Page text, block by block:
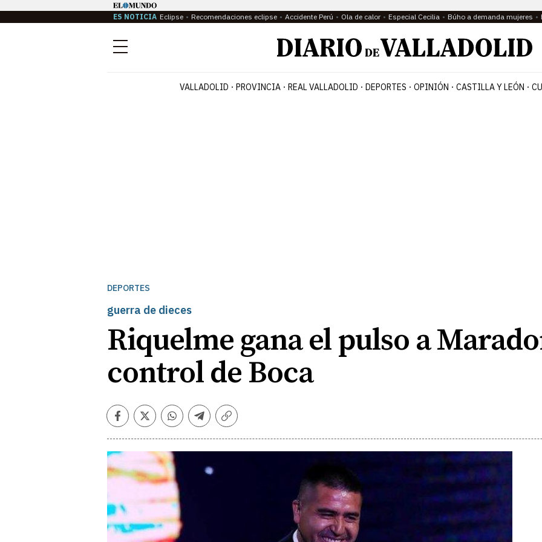
ES NOTICIA Eclipse Recomendaciones eclipse Accidente Perú Ola de calor Especial Cecilia Búho a demanda mujeres
Menú
VALLADOLID PROVINCIA REAL VALLADOLID DEPORTES OPINIÓN CASTILLA Y LEÓN
DEPORTES
guerra de dieces
Riquelme gana el pulso a
control de Boca
Facebook
TwitterWhatsapp
Telegram
Copiar